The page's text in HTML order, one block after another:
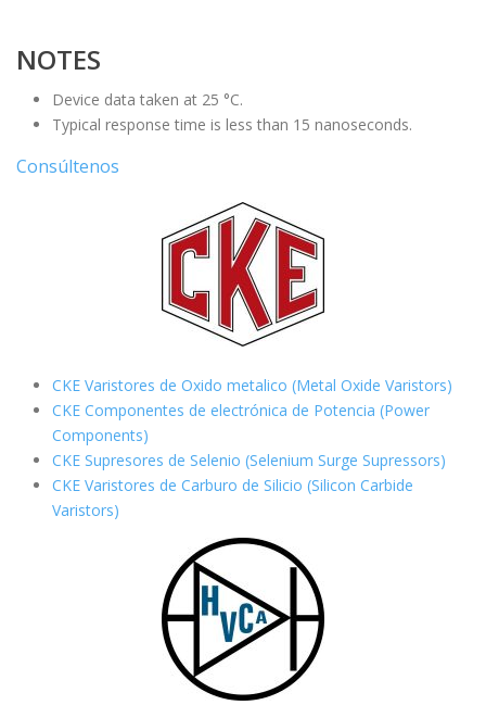
NOTES
Device data taken at 25 °C.
Typical response time is less than 15 nanoseconds.
Consúltenos
CKE Varistores de Oxido metalico (Metal Oxide Varistors)
CKE Componentes de electrónica de Potencia (Power
Components)
CKE Supresores de Selenio (Selenium Surge Supressors)
CKE Varistores de Carburo de Silicio (Silicon Carbide
Varistors)